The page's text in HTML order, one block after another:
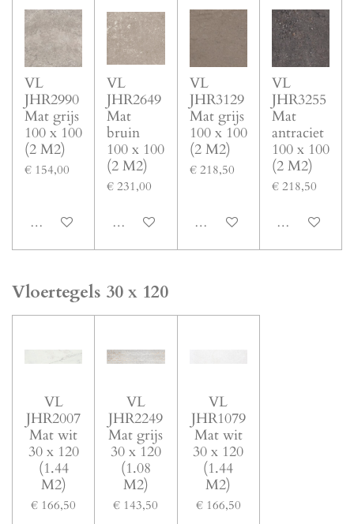
VL
JHR2990
Mat grijs
100 x 100
(2 M2)
€ 154,00
In winkelwagen
VL
JHR2649
Mat
bruin
100 x 100
(2 M2)
€ 231,00
In winkelwagen
VL
JHR3129
Mat grijs
100 x 100
(2 M2)
€ 218,50
In winkelwagen
VL
JHR3255
Mat
antraciet
100 x 100
(2 M2)
€ 218,50
In
Vloertegels 30 x 120
VL
JHR2007
Mat wit
30 x 120
(1.44
M2)
€ 166,50
VL
JHR2249
Mat grijs
30 x 120
(1.08
M2)
€ 143,50
VL
JHR1079
Mat wit
30 x 120
(1.44
M2)
€ 166,50